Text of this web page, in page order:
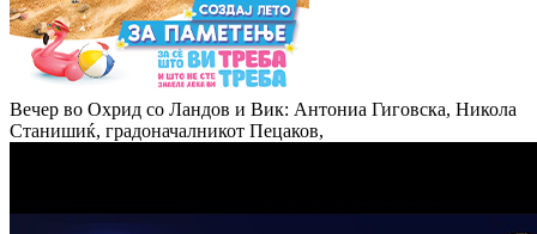
Вечер во Охрид со Ландов и Вик: Антониа Гиговска, Никола
Станишиќ, градоначалникот Пецаков,